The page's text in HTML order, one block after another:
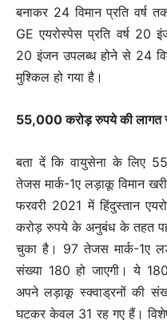
बनाकर 24 विमान प्रति वर्ष
GE एयरोस्पेस प्रति वर्ष 20
20 इंजन उपलब्ध होने से 24
मुश्किल हो गया है।
55,000 करोड़ रुपये की लागत से
बता दें कि वायुसेना के लिए
तेजस मार्क-1ए लड़ाकू विमान
फरवरी 2021 में हिंदुस्तान
करोड़ रुपये के अनुबंध के तहत
चुका है। 97 तेजस मार्क-1ए
संख्या 180 हो जाएगी। ये
अपने लड़ाकू स्क्वाड्रनों की
घटकर केवल 31 रह गए हैं।